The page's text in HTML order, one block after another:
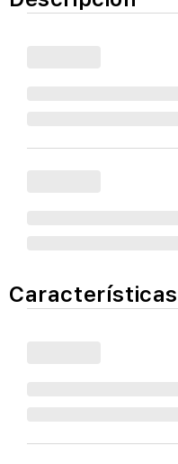
Características